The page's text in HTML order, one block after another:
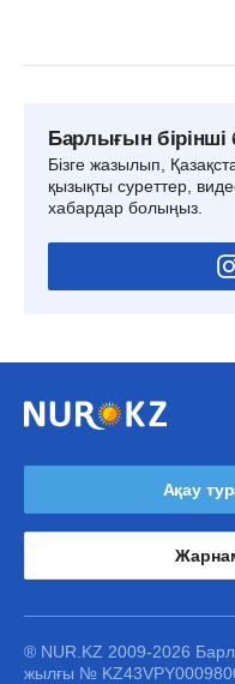
Барлығын
Бізге жазылып,
қызықты суреттер,
хабардар болыңыз.
Ақау
® NUR.KZ 2009-2026
жылғы №